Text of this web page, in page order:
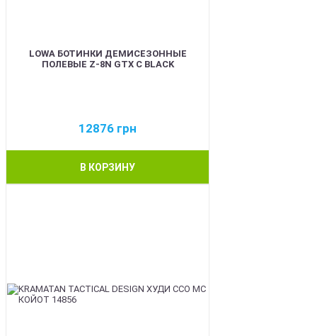
LOWA БОТИНКИ ДЕМИСЕЗОННЫЕ
ПОЛЕВЫЕ Z-8N GTX C BLACK
12876 грн
В КОРЗИНУ